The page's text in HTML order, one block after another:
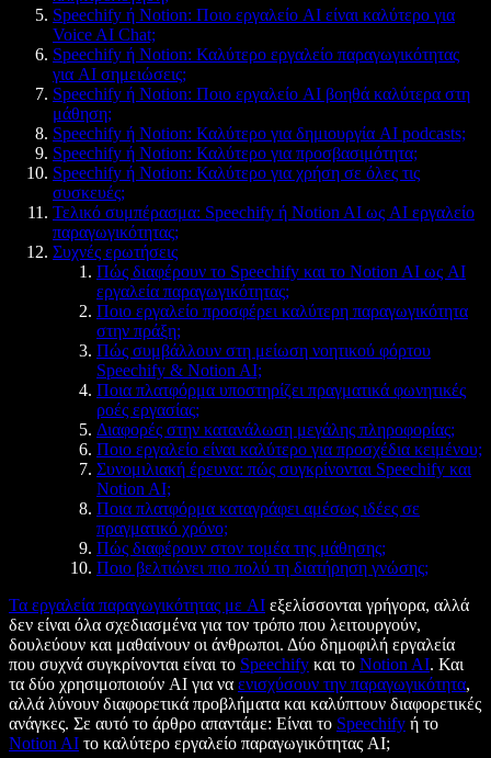
Speechify ή Notion: Ποιο εργαλείο AI είναι καλύτερο για
Voice AI Chat;
Speechify ή Notion: Καλύτερο εργαλείο παραγωγικότητας
για AI σημειώσεις;
Speechify ή Notion: Ποιο εργαλείο AI βοηθά καλύτερα στη
μάθηση;
Speechify ή Notion: Καλύτερο για δημιουργία AI podcasts;
Speechify ή Notion: Καλύτερο για προσβασιμότητα;
Speechify ή Notion: Καλύτερο για χρήση σε όλες τις
συσκευές;
Τελικό συμπέρασμα: Speechify ή Notion AI ως AI εργαλείο
παραγωγικότητας;
Συχνές ερωτήσεις
Πώς διαφέρουν το Speechify και το Notion AI ως AI
εργαλεία παραγωγικότητας;
Ποιο εργαλείο προσφέρει καλύτερη παραγωγικότητα
στην πράξη;
Πώς συμβάλλουν στη μείωση νοητικού φόρτου
Speechify & Notion AI;
Ποια πλατφόρμα υποστηρίζει πραγματικά φωνητικές
ροές εργασίας;
Διαφορές στην κατανάλωση μεγάλης πληροφορίας;
Ποιο εργαλείο είναι καλύτερο για προσχέδια κειμένου;
Συνομιλιακή έρευνα: πώς συγκρίνονται Speechify και
Notion AI;
Ποια πλατφόρμα καταγράφει αμέσως ιδέες σε
πραγματικό χρόνο;
Πώς διαφέρουν στον τομέα της μάθησης;
Ποιο βελτιώνει πιο πολύ τη διατήρηση γνώσης;
Τα εργαλεία παραγωγικότητας με AI εξελίσσονται γρήγορα, αλλά
δεν είναι όλα σχεδιασμένα για τον τρόπο που λειτουργούν,
δουλεύουν και μαθαίνουν οι άνθρωποι. Δύο δημοφιλή εργαλεία
που συχνά συγκρίνονται είναι το Speechify και το Notion AI. Και
τα δύο χρησιμοποιούν AI για να ενισχύσουν την παραγωγικότητα,
αλλά λύνουν διαφορετικά προβλήματα και καλύπτουν διαφορετικές
ανάγκες. Σε αυτό το άρθρο απαντάμε: Είναι το Speechify ή το
Notion AI το καλύτερο εργαλείο παραγωγικότητας AI;